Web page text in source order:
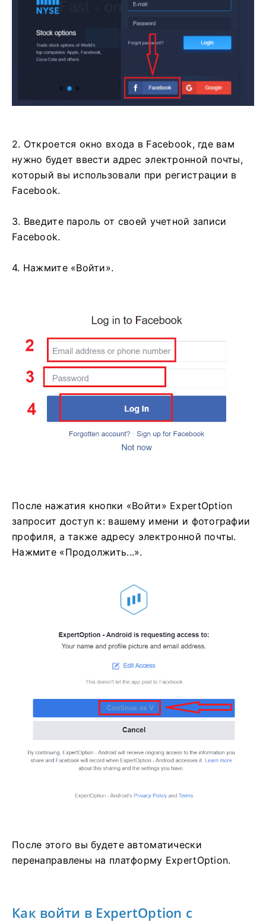
2. Откроется окно входа в Facebook, где вам
нужно будет ввести адрес электронной почты,
который вы использовали при регистрации в
Facebook.
3. Введите пароль от своей учетной записи
Facebook.
4. Нажмите «Войти».
После нажатия кнопки «Войти» ExpertOption
запросит доступ к: вашему имени и фотографии
профиля, а также адресу электронной почты.
Нажмите «Продолжить...».
После этого вы будете автоматически
перенаправлены на платформу ExpertOption.
Как войти в ExpertOption с